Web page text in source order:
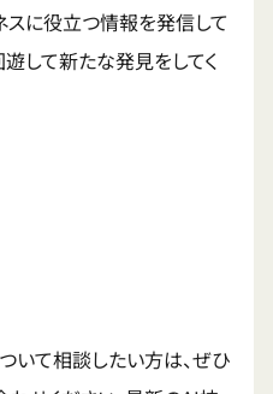
に役立つ情報を発信して
遊して新たな発見をしてく
て相談したい方は、ぜひ